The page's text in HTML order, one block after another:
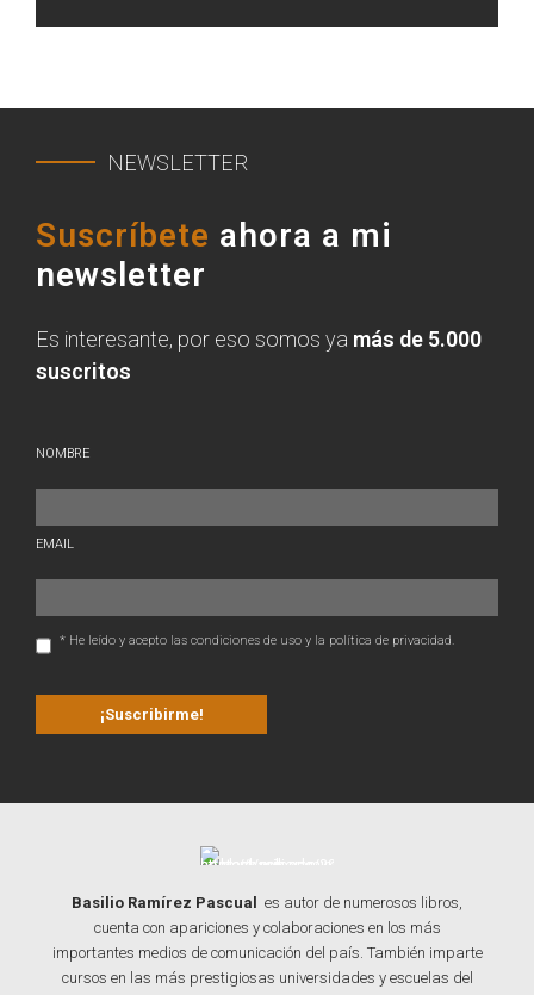
NEWSLETTER
Suscríbete ahora a mi
newsletter
Es interesante, por eso somos ya más de 5.000
suscritos
NOMBRE
EMAIL
* He leído y acepto las condiciones de uso y la política de privacidad.
Basilio Ramírez Pascual es autor de numerosos libros,
cuenta con apariciones y colaboraciones en los más
importantes medios de comunicación del país. También imparte
cursos en las más prestigiosas universidades y escuelas del